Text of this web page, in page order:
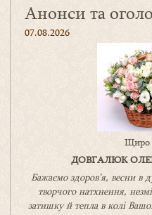
Анонси та
07.08.2026
Щиро
ДОВГАЛЮК
Бажаємо здоров’я, весни в
творчого натхнення,
затишкуйтепла в коліВ